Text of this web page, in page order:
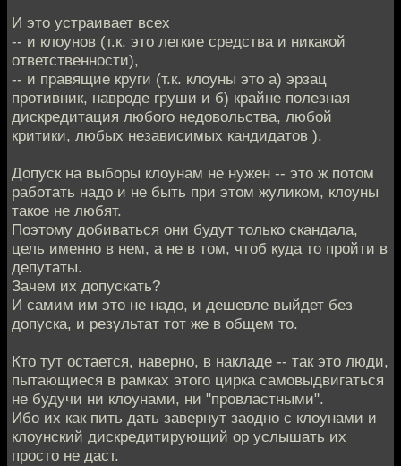
И это устраивает всех
-- и клоунов (т.к. это легкие средства и никакой
ответственности),
-- и правящие круги (т.к. клоуны это а) эрзац
противник, навроде груши и б) крайне полезная
дискредитация любого недовольства, любой
критики, любых независимых кандидатов ).
Допуск на выборы клоунам не нужен -- это ж потом
работать надо и не быть при этом жуликом, клоуны
такое не любят.
Поэтому добиваться они будут только скандала,
цель именно в нем, а не в том, чтоб куда то пройти в
депутаты.
Зачем их допускать?
И самим им это не надо, и дешевле выйдет без
допуска, и результат тот же в общем то.
Кто тут остается, наверно, в накладе -- так это люди,
пытающиеся в рамках этого цирка самовыдвигаться
не будучи ни клоунами, ни "провластными".
Ибо их как пить дать завернут заодно с клоунами и
клоунский дискредитирующий ор услышать их
просто не даст.